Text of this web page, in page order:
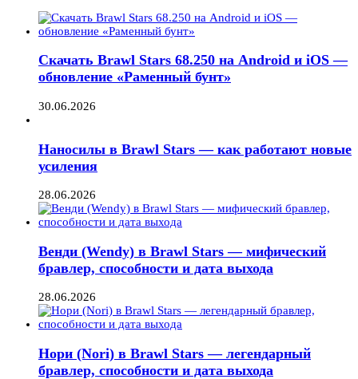
Скачать Brawl Stars 68.250 на Android и iOS —
обновление «Раменный бунт»
30.06.2026
Наносилы в Brawl Stars — как работают новые
усиления
28.06.2026
Венди (Wendy) в Brawl Stars — мифический
бравлер, способности и дата выхода
28.06.2026
Нори (Nori) в Brawl Stars — легендарный
бравлер, способности и дата выхода